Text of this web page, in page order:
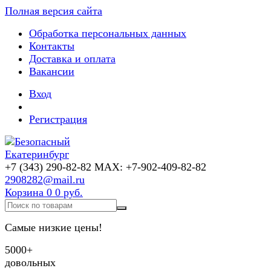
Полная версия сайта
Обработка персональных данных
Контакты
Доставка и оплата
Вакансии
Вход
Регистрация
+7 (343) 290-82-82 MAX: +7-902-409-82-82
2908282@mail.ru
Корзина 0 0 руб.
Самые низкие цены!
5000+
довольных